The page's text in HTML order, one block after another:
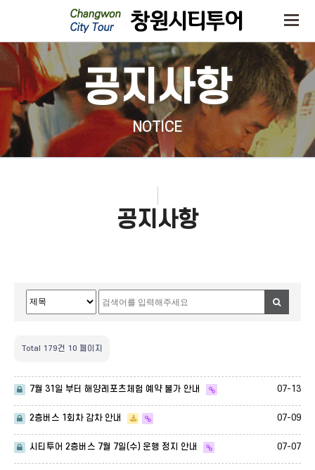
공지사항
NOTICE
공지사항
Total 179건 10 페이지
7월 31일 부터 해양레포츠체험 예약 불가 안내 07-13
2층버스 1회차 감차 안내 07-09
시티투어 2층버스 7월 7일(수) 운행 정지 안내 07-07